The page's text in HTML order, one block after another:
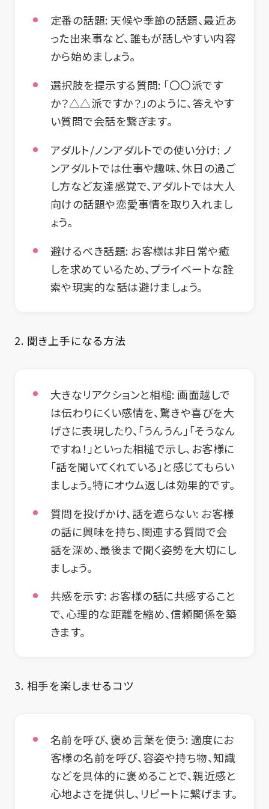
定番の話題: 天候や季節の話題、最近あ
った出来事など、誰もが話しやすい内容
から始めましょう。
選択肢を提示する質問: 「〇〇派です
か？△△派ですか？」のように、答えやす
い質問で会話を繋ぎます。
アダルト/ノンアダルトでの使い分け: ノ
ンアダルトでは仕事や趣味、休日の過ご
し方など友達感覚で、アダルトでは大人
向けの話題や恋愛事情を取り入れまし
ょう。
避けるべき話題: お客様は非日常や癒
しを求めているため、プライベートな詮
索や現実的な話は避けましょう。
2. 聞き上手になる方法
大きなリアクションと相槌:画面越しで
は伝わりにくい感情を、驚きや喜びを大
げさに表現したり、「うんうん」「そうなん
ですね！」といった相槌で示し、お客様に
「話を聞いてくれている」と感じてもらい
ましょう。特にオウム返しは効果的です。
質問を投げかけ、話を遮らない: お客様
の話に興味を持ち、関連する質問で会
話を深め、最後まで聞く姿勢を大切にし
ましょう。
共感を示す: お客様の話に共感すること
で、心理的な距離を縮め、信頼関係を築
きます。
3. 相手を楽しませるコツ
名前を呼び、褒め言葉を使う:適度にお
客様の名前を呼び、容姿や持ち物、知識
などを具体的に褒めることで、親近感と
心地よさを提供し、リピートに繋げます。